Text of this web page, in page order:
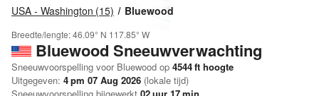
USA - Washington (15) Bluewood
Breedte/lengte:46.09° N 117.85° W
Bluewood Sneeuwverwachting
Sneeuwvoorspelling voor Bluewood op 4544ft hoogte
Uitgegeven: 4 pm 07 Aug 2026 (lokale tijd)